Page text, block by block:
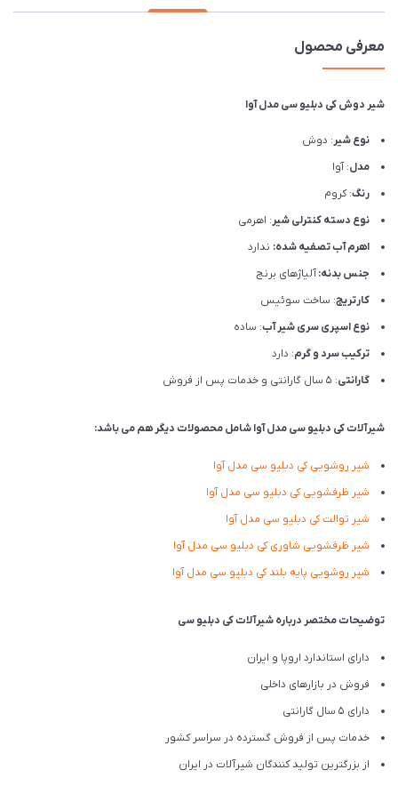
معرفی محصول
شیر دوش کی دبلیو سی مدل آوا
نوع شیر: دوش
مدل: آوا
رنگ: کروم
نوع دسته کنترلی شیر: اهرمی
اهرم آب تصفیه شده: ندارد
جنس بدنه:آلیاژهای برنج
کارتریج: ساخت سوئیس
نوع اسپری سری شیر آب: ساده
ترکیب سرد و گرم: دارد
گارانتی: 5 سال گارانتی و خدمات پس از فروش
شیرآلات کی دبلیو سی مدل آوا شامل محصولات دیگر هم می باشد:
شیر روشوییکی دبلیو سی مدل آوا
شیر ظرفشوییکی دبلیو سی مدل آوا
شیر توالتکی دبلیو سی مدل آوا
شیر ظرفشویی شاوری کی دبلیو سی مدل آوا
شیر روشویی پایه بلند کی دبلیو سی مدل آوا
توضیحات مختصر درباره شیرآلات کی دبلیو سی
دارای استاندارد اروپا و ایران
فروش در بازارهای داخلی
دارای 5 سال گارانتی
خدمات پس از فروش گسترده در سراسر کشور
از بزرگترین تولید کنندگان شیرآلات در ایران